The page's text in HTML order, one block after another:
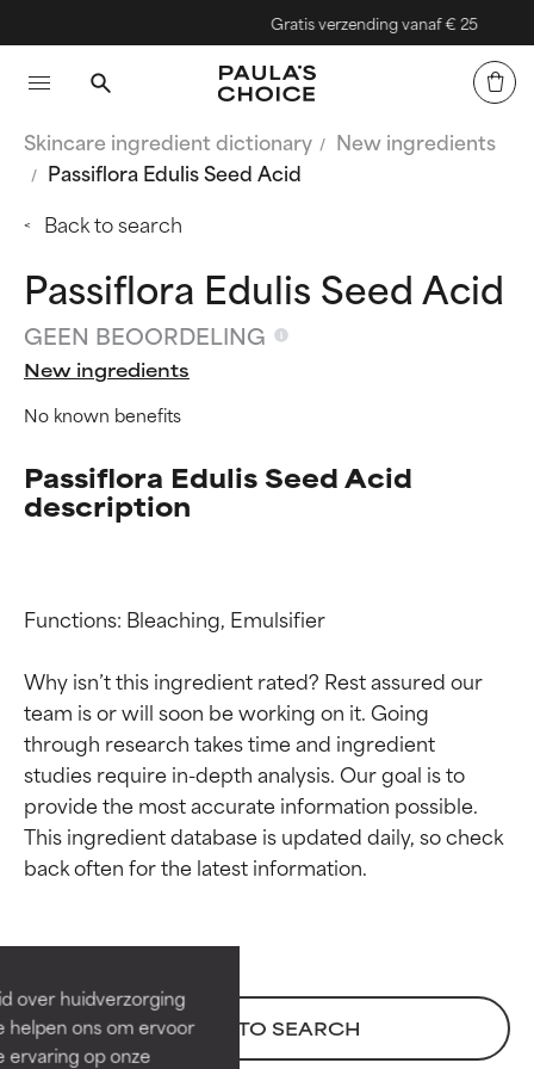
over huidverzorging
helpen ons om ervoor
ervaring op onze
Gratis verzending vanaf € 25
Skincare ingredient dictionary
New ingredients
Passiflora Edulis Seed Acid
Back to search
Passiflora Edulis Seed Acid
GEEN BEOORDELING
New ingredients
No known benefits
Passiflora Edulis Seed Acid
description
Functions: Bleaching, Emulsifier
Why isn’t this ingredient rated? Rest assured our
team is or will soon be working on it. Going
through research takes time and ingredient
studies require in-depth analysis. Our goal is to
provide the most accurate information possible.
This ingredient database is updated daily, so check
BACK TO SEARCH
Beoordelingen van
Bewezen en ondersteund door
onafhankelijk onderzoek.
Uitstekend actief ingrediënt
Beoordelingen van
Bewezen en ondersteund door
onafhankelijk onderzoek.
Uitstekend actief ingrediënt